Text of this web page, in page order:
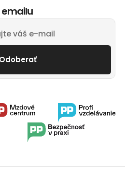
emailu
Odoberať